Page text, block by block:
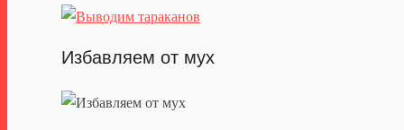
Избавляем от мух